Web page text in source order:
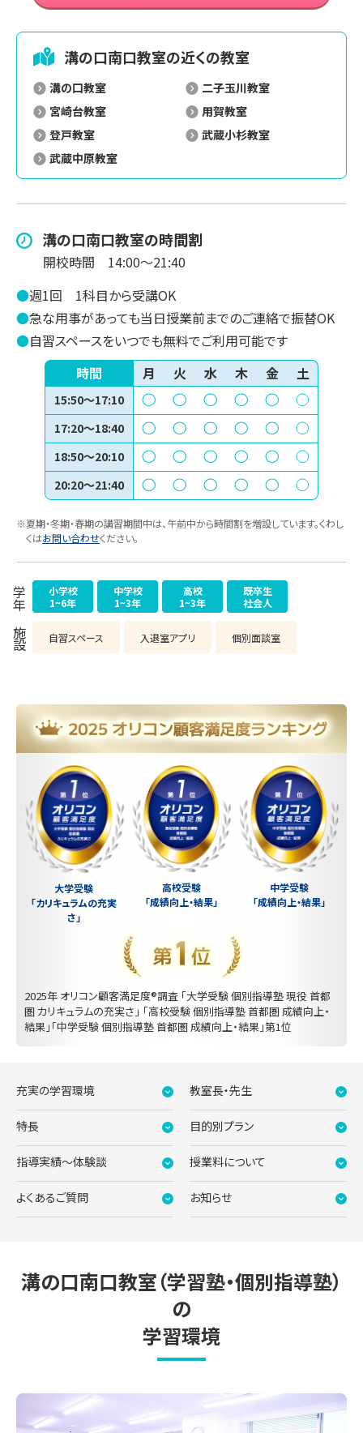
溝の口南口教室の近くの教室
溝の口教室
二子玉川教室
宮崎台教室
用賀教室
登戸教室
武蔵小杉教室
武蔵中原教室
溝の口南口教室の時間割
開校時間
14:00～21:40
●週1回
1科目から受講OK
●急な用事があっても当日授業前までのご連絡で振替OK
●自習スペースをいつでも無料でご利用可能です
時間
月 火 水 木 金 土
15:50～17:10
17:20～18:40
18:50～20:10
20:20～21:40
※夏期・冬期・春期の講習期間中は、午前中から時間割を増設しています。くわし
くはお問い合わせください。
学年
小学校
1~6年
中学校
1~3年
高校
1~3年
既卒生
社会人
施設 自習スペース 入退室アプリ 個別面談室
大学受験
「カリキュラムの充実
さ」
高校受験
「成績向上・結果」
中学受験
「成績向上・結果」
2025年 オリコン顧客満足度®調査 「大学受験 個別指導塾 現役 首都
圏 カリキュラムの充実さ」 「高校受験 個別指導塾 首都圏 成績向上・
結果」「中学受験 個別指導塾 首都圏 成績向上・結果」第1位
充実の学習環境 教室長・先生
特長 目的別プラン
指導実績〜体験談 授業料について
よくあるご質問 お知らせ
溝の口南口教室（学習塾・個別指導塾）
の
学習環境